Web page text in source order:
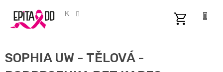
obsah
CZK
SOPHIA UW - TĚLOVÁ -